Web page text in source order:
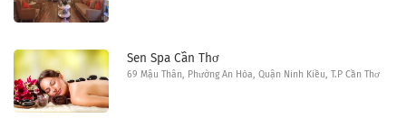
Sen Spa Cần Thơ
69 Mậu Thân, Phường An Hòa, Quận Ninh Kiều, T.P Cần Thơ